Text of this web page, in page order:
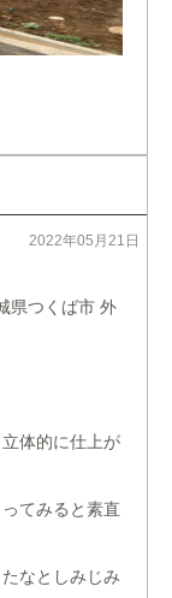
2022年05月21日
つくば市 外
体的に仕上が
てみると素直
なとしみじみ